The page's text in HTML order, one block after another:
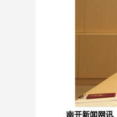
南开新闻网讯